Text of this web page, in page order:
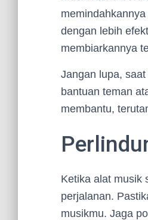
dengan lebih
membiarkannya
Jangan lupa,
bantuan teman
membantu,
Ketika alat musik
perjalanan.
musikmu. Jaga